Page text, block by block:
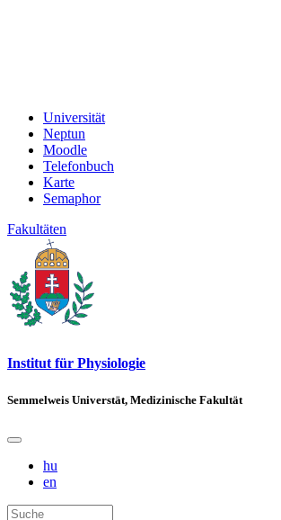
Universität
Neptun
Moodle
Telefonbuch
Karte
Semaphor
Fakultäten
Institut für Physiologie
Semmelweis Universtät, Medizinische Fakultät
hu
en